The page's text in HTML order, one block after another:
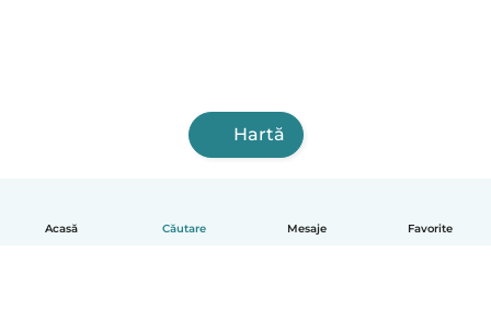
Acasă Căutare Mesaje Favorite
Hartă